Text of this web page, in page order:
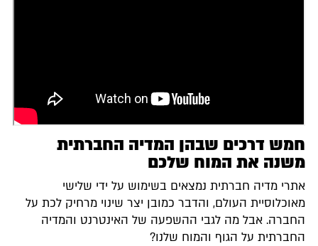
חמש דרכים שבהן המדיה החברתית
משנה את המוח שלכם
אתרי מדיה חברתית נמצאים בשימוש על ידי שלישי
מאוכלוסיית העולם, והדבר כמובן יצר שינוי מרחיק לכת על
החברה. אבל מה לגבי ההשפעה של האינטרנט והמדיה
החברתית על הגוף והמוח שלנו?